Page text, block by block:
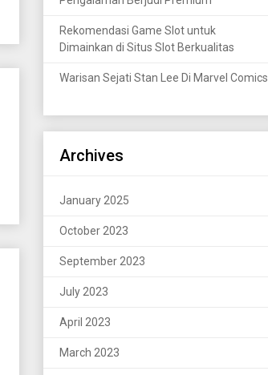
Rekomendasi Game Slot untuk
Dimainkan di Situs Slot Berkualitas
Warisan Sejati Stan Lee Di Marvel Comics
Archives
January 2025
October 2023
September 2023
July 2023
April 2023
March 2023